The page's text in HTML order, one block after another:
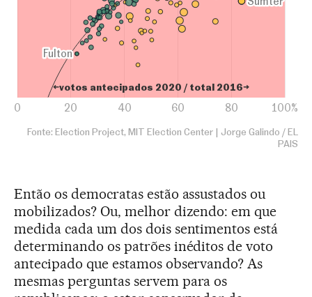
Então os democratas estão assustados ou
mobilizados? Ou, melhor dizendo: em que
medida cada um dos dois sentimentos está
determinando os patrões inéditos de voto
antecipado que estamos observando? As
mesmas perguntas servem para os